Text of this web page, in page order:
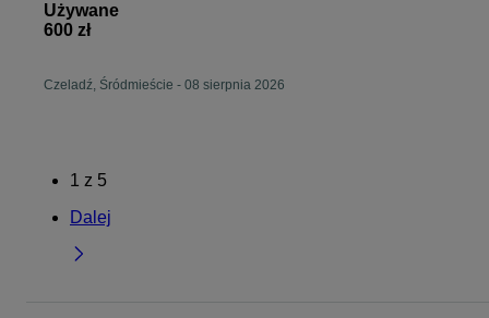
Używane
600 zł
Czeladź, Śródmieście - 08 sierpnia 2026
1 z 5
Dalej